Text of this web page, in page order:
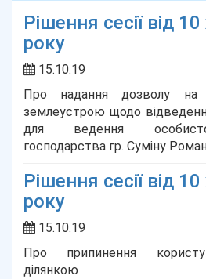
Рішення сесії від
року
15.10.19
Про надання дозволу на
землеустрою щодо
для ведення
господарства гр. Суміну
Рішення сесії від
року
15.10.19
Про припинення
ділянкою